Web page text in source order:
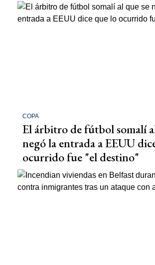
COPA
El árbitro de fútbol somalí
negó la entrada a EEUU
ocurrido fue "el destino"